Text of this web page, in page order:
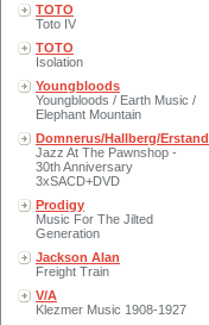
TOTO
Toto IV
TOTO
Isolation
Youngbloods
Youngbloods / Earth Music /
Elephant Mountain
Domnerus/Hallberg/Erstand
Jazz At The Pawnshop -
30th Anniversary
3xSACD+DVD
Prodigy
Music For The Jilted
Generation
Jackson Alan
Freight Train
V/A
Klezmer Music 1908-1927